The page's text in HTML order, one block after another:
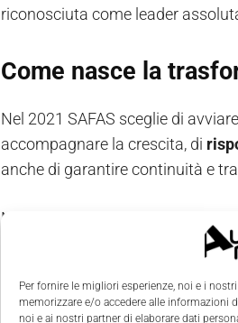
Per fornire le migliori esperienze, noi e i
memorizzare e/o accedere alle informazioni
noi e ai nostri partner di elaborare dati
riconosciuta come leader
Come nasce la
Nel 2021 SAFAS sceglie di
accompagnare la crescita, di
anche di garantire continuità e
Nasce così il progetto KIS (
per un’evoluzione sostenibile
Al fianco di SAFAS,due partner
tecnologiche che affianca le